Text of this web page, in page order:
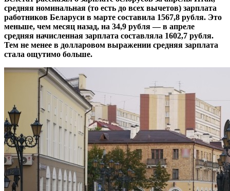
средняя номинальная (то есть до всех вычетов) зарплата
работников Беларуси в марте составила 1567,8 рубля. Это
меньше, чем месяц назад, на 34,9 рубля — в апреле
средняя начисленная зарплата составляла 1602,7 рубля.
Тем не менее в долларовом выражении средняя зарплата
стала ощутимо больше.